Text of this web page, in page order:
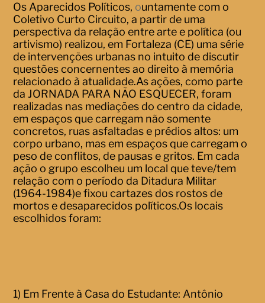
Os Aparecidos Políticos, ountamente com o
Coletivo Curto Circuito, a partir de uma
perspectiva da relação entre arte e política (ou
artivismo) realizou, em Fortaleza (CE) uma série
de intervenções urbanas no intuito de discutir
questões concernentes ao direito à memória
relacionado à atualidade.As ações, como parte
da JORNADA PARA NÃO ESQUECER, foram
realizadas nas mediações do centro da cidade,
em espaços que carregam não somente
concretos, ruas asfaltadas e prédios altos: um
corpo urbano, mas em espaços que carregam o
peso de conflitos, de pausas e gritos. Em cada
ação o grupo escolheu um local que teve/tem
relação com o período da Ditadura Militar
(1964-1984)e fixou cartazes dos rostos de
mortos e desaparecidos políticos.Os locais
escolhidos foram:
1) Em Frente à Casa do Estudante: Antônio